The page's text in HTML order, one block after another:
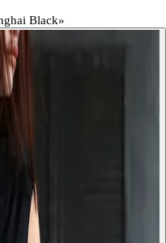
Black»